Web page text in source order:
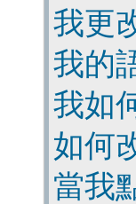
我更
我的
我如
如何
當我